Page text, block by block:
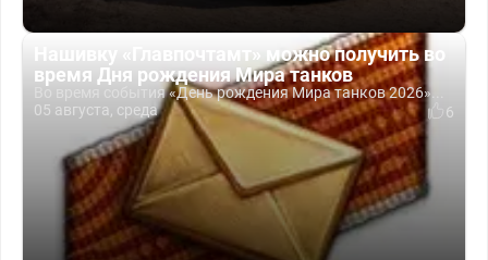
Нашивку «Главпочтамт» можно получить во
время Дня рождения Мира танков
Во время события «День рождения Мира танков 2026»...
05 августа, среда
6